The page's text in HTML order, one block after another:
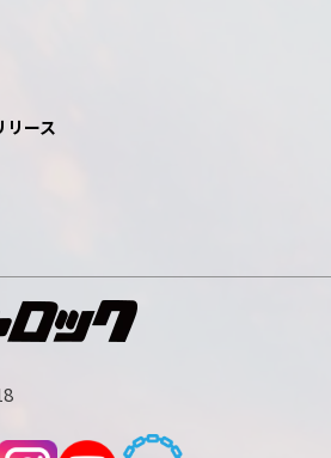
リース